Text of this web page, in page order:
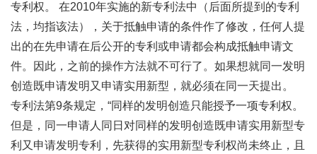
专利权。 在2010年实施的新专利法中（后面所提到的专利
法，均指该法），关于抵触申请的条件作了修改，任何人提
出的在先申请在后公开的专利或申请都会构成抵触申请文
件。因此，之前的操作方法就不可行了。如果想就同一发明
创造既申请发明又申请实用新型，就必须在同一天提出。
专利法第9条规定，“同样的发明创造只能授予一项专利权。
但是，同一申请人同日对同样的发明创造既申请实用新型专
利又申请发明专利，先获得的实用新型专利权尚未终止，且